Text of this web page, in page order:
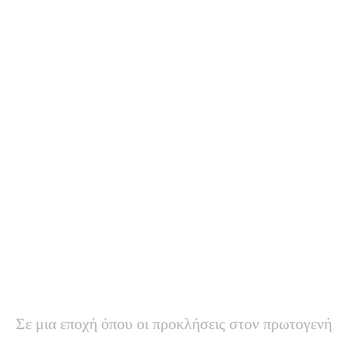
Σε μια εποχή όπου οι προκλήσεις στον πρωτογενή